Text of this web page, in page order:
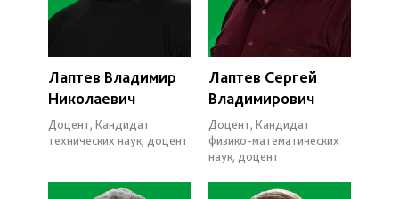
Лаптев Владимир
Николаевич
Доцент, Кандидат
технических наук, доцент
Лаптев Сергей
Владимирович
Доцент, Кандидат
физико-математических
наук, доцент